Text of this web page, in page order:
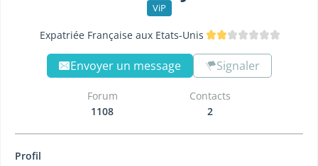
ViP
Expatriée Française aux Etats-Unis
Envoyer un message Signaler
Forum
1108
Contacts
2
Profil